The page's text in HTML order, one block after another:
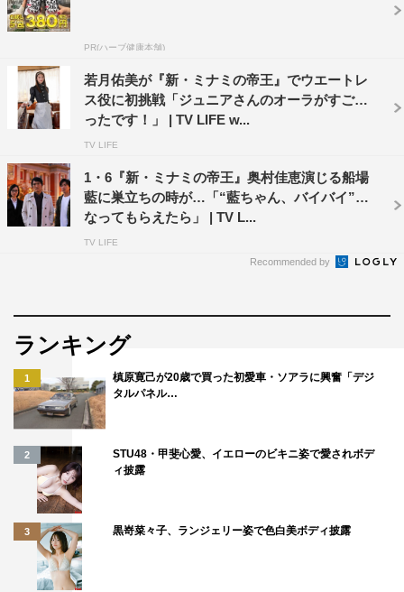
©カンテレ
千原ジュニア 大東駿介
PR(ハーブ健康本舗)
若月佑美が『新・ミナミの帝王』でウエートレ
ス役に初挑戦「ジュニアさんのオーラがすごか
ったです！」 | TV LIFE w...
TV LIFE
1・6『新・ミナミの帝王』奥村佳恵演じる船場
藍に巣立ちの時が…「“藍ちゃん、バイバイ”と
なってもらえたら」 | TV L...
TV LIFE
Recommended by
ランキング
1
槙原寛己が20歳で買った初愛車・ソアラに興奮「デジ
タルパネル…
2
STU48・甲斐心愛、イエローのビキニ姿で愛されボデ
ィ披露
3 黒嵜菜々子、ランジェリー姿で色白美ボディ披露